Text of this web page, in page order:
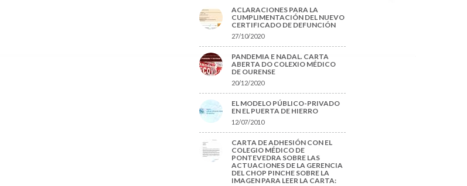
ACLARACIONES PARA LA
CUMPLIMENTACIÓN DEL NUEVO
CERTIFICADO DE DEFUNCIÓN
27/10/2020
PANDEMIA E NADAL. CARTA
ABERTA DO COLEXIO MÉDICO
DE OURENSE
20/12/2020
EL MODELO PÚBLICO-PRIVADO
EN EL PUERTA DE HIERRO
12/07/2010
CARTA DE ADHESIÓN CON EL
COLEGIO MÉDICO DE
PONTEVEDRA SOBRE LAS
ACTUACIONES DE LA GERENCIA
DEL CHOP PINCHE SOBRE LA
IMAGEN PARA LEER LA CARTA: